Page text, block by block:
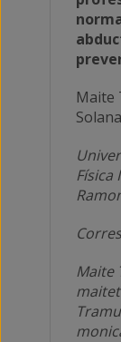
Maite
Física
Maite